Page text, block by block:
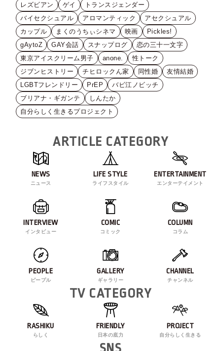
レズビアン ゲイ
トランスジェンダー
バイセクシュアル
アロマンティック
アセクシュアル
カップル
まくのうちぃシネマ 映画
Pickles!
gAytoZ
GAY会話 スナップログ
恋の三十一文字
東京アイスクリーム男子
anone.
性トーク
ジブンヒストリー
チヒロックん家 同性婚
友情結婚
LGBTフレンドリー
PrEP
バビ江ノビッチ
ブリアナ・ギガンテ
しんたか
自分らしく生きるプロジェクト
ARTICLE CATEGORY
NEWS
ニュース
LIFE STYLE
ライフスタイル
ENTERTAINMENT
エンターテイメント
INTERVIEW
インタビュー
COMIC
コミック
COLUMN
コラム
PEOPLE
ピープル
GALLERY
ギャラリー
CHANNEL
チャンネル
TV CATEGORY
RASHIKU
らしく
FRIENDLY
日本の底力
PROJECT
自分らしく生きる